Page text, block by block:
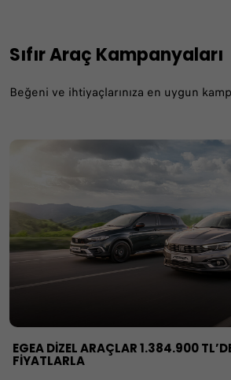
Sıfır Araç Kampanyaları
Beğeni ve ihtiyaçlarınıza en uygun
EGEA DİZEL ARAÇLAR 1.384.900
FİYATLARLA